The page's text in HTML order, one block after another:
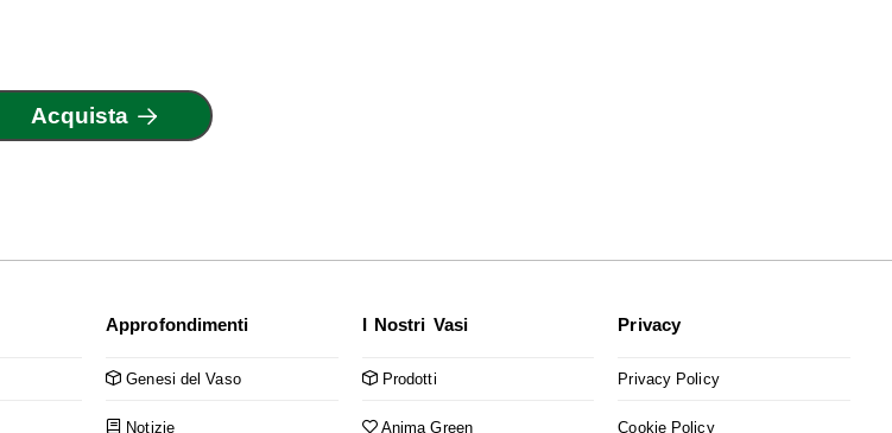
Acquista
Approfondimenti
Genesi del Vaso
Notizie
I Nostri Vasi
Prodotti
Anima Green
Privacy
Privacy Policy
Cookie Policy